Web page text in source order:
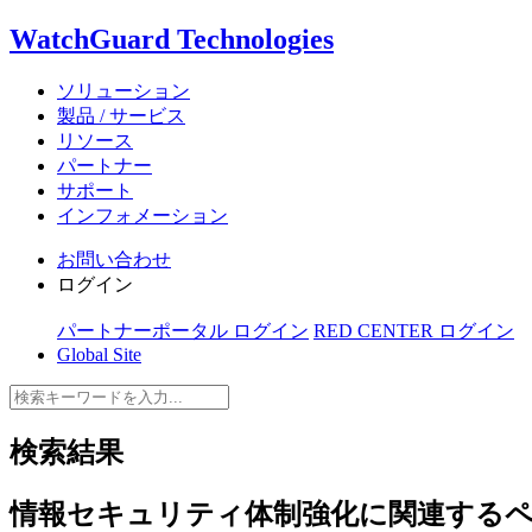
WatchGuard Technologies
ソリューション
製品 / サービス
リソース
パートナー
サポート
インフォメーション
お問い合わせ
ログイン
パートナーポータル ログイン RED CENTER ログイン
Global Site
検索結果
情報セキュリティ体制強化に関連する